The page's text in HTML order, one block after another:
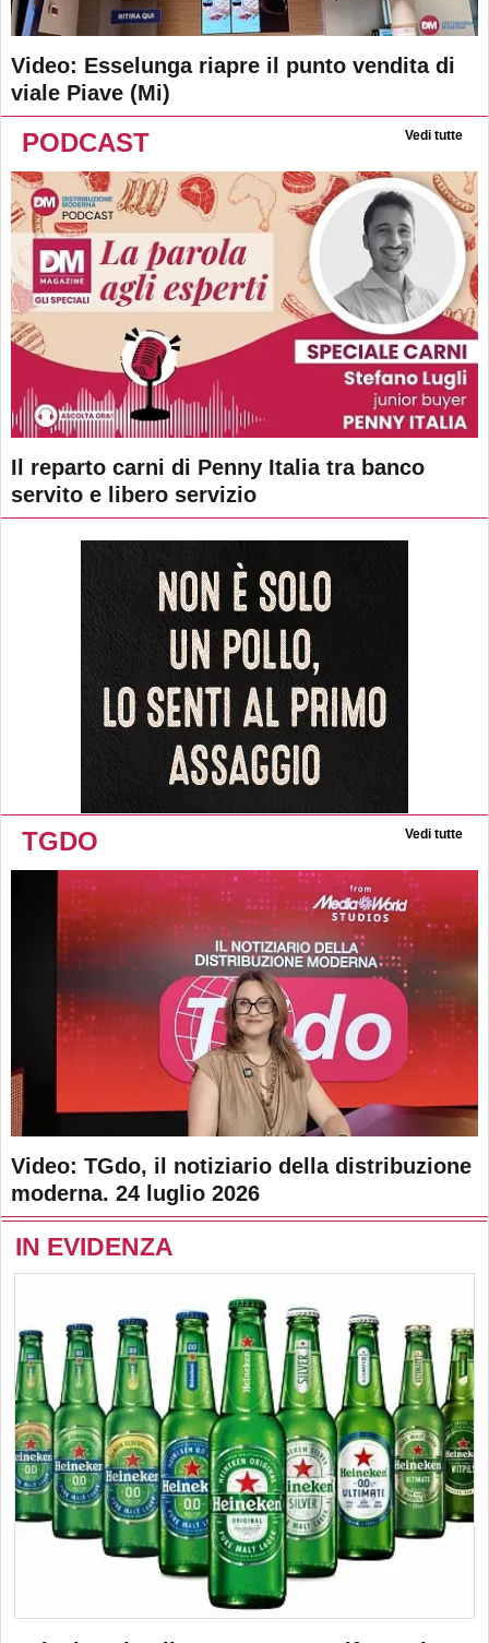
Video: Esselunga riapre il punto vendita di
viale Piave (Mi)
PODCAST Vedi tutte
Il reparto carni di Penny Italia tra banco
servito e libero servizio
TGDO Vedi tutte
Video: TGdo, il notiziario della distribuzione
moderna. 24 luglio 2026
IN EVIDENZA